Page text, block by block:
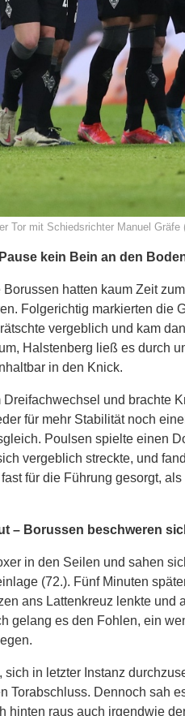
Tor mit Schiedsrichter Manuel
kein Bein an den
hatten kaum Zeit
Folgerichtig markierten die
vergeblich und kam
Halstenberg ließ es durch
in den Knick.
und brachte
für mehr Stabilität noch
Poulsen spielte einen
vergeblich streckte, und
für die Führung gesorgt,
– Borussen beschweren
in den Seilen und sahen
(72.). Fünf Minuten
ans Lattenkreuz lenkte
gelang es den Fohlen, ein
in letzter Instanz
Torabschluss. Dennoch sah
hinten raus auch irgendwie